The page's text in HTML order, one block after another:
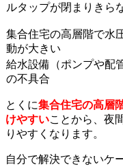
ルタップが閉まりきら
集合住宅の高層階で水
動が大きい
給水設備（ポンプや配管
の不具合
とくに集合住宅の高層
けやすいことから、夜
りやすくなります。
自分で解決できないケ